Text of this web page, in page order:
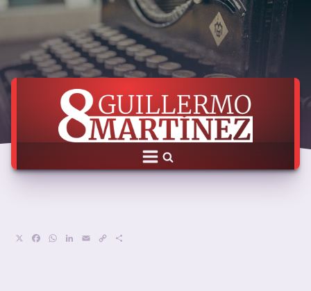
Facebook
WhatsApp
LinkedIn
EmailCopy